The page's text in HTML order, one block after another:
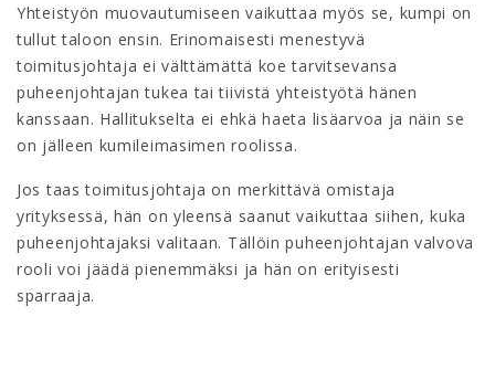
Yhteistyön muovautumiseen vaikuttaa myös se, kumpi on
tullut taloon ensin. Erinomaisesti menestyvä
toimitusjohtaja ei välttämättä koe tarvitsevansa
puheenjohtajan tukea tai tiivistä yhteistyötä hänen
kanssaan. Hallitukselta ei ehkä haeta lisäarvoa ja näin se
on jälleen kumileimasimen roolissa.
Jos taas toimitusjohtaja on merkittävä omistaja
yrityksessä, hän on yleensä saanut vaikuttaa siihen, kuka
puheenjohtajaksi valitaan. Tällöin puheenjohtajan valvova
rooli voi jäädä pienemmäksi ja hän on erityisesti
sparraaja.